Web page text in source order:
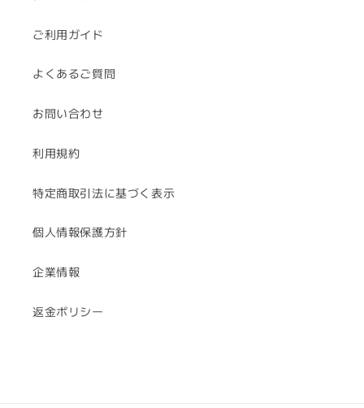
ご利用ガイド
よくあるご質問
お問い合わせ
利用規約
特定商取引法に基づく表示
個人情報保護方針
企業情報
返金ポリシー